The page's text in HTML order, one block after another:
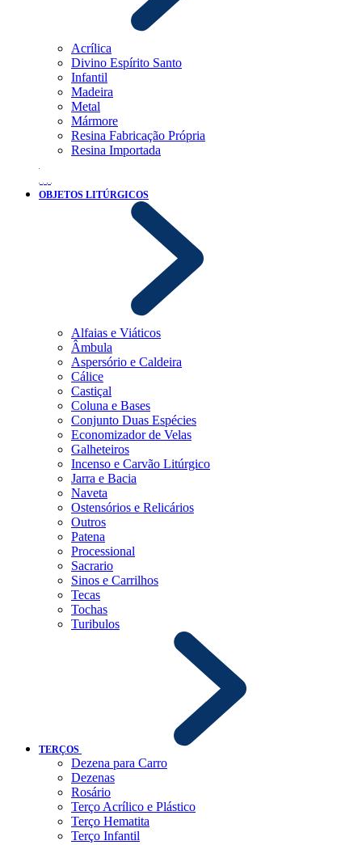
Acrílica
Divino Espírito Santo
Infantil
Madeira
Metal
Mármore
Resina Fabricação Própria
Resina Importada
OBJETOS LITÚRGICOS
Alfaias e Viáticos
Âmbula
Aspersório e Caldeira
Cálice
Castiçal
Coluna e Bases
Conjunto Duas Espécies
Economizador de Velas
Galheteiros
Incenso e Carvão Litúrgico
Jarra e Bacia
Naveta
Ostensórios e Relicários
Outros
Patena
Processional
Sacrario
Sinos e Carrilhos
Tecas
Tochas
Turibulos
TERÇOS
Dezena para Carro
Dezenas
Rosário
Terço Acrílico e Plástico
Terço Hematita
Terço Infantil